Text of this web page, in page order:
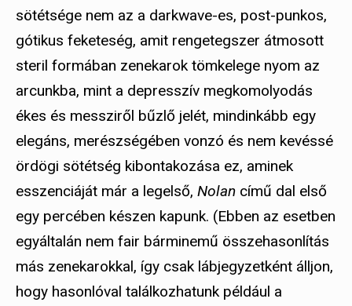
sötétsége nem az a darkwave-es, post-punkos,
gótikus feketeség, amit rengetegszer átmosott
steril formában zenekarok tömkelege nyom az
arcunkba, mint a depresszív megkomolyodás
ékes és messziről bűzlő jelét, mindinkább egy
elegáns, merészségében vonzó és nem kevéssé
ördögi sötétség kibontakozása ez, aminek
esszenciáját már a legelső, Nolan című dal első
egy percében készen kapunk. (Ebben az esetben
egyáltalán nem fair bárminemű összehasonlítás
más zenekarokkal, így csak lábjegyzetként álljon,
hogy hasonlóval találkozhatunk például a